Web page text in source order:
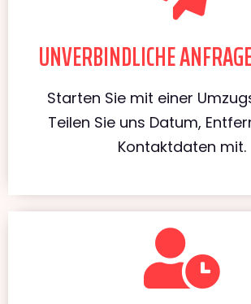
UNVERBINDLICHE
Starten Sie mit einer
Teilen Sie uns Datum,
Kontaktdaten mit.